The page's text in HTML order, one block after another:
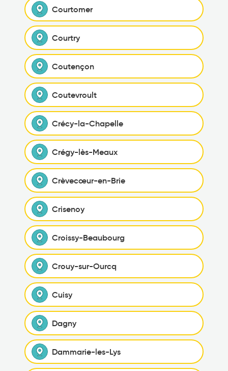
Courtomer
Courtry
Coutençon
Coutevroult
Crécy-la-Chapelle
Crégy-lès-Meaux
Crèvecœur-en-Brie
Crisenoy
Croissy-Beaubourg
Crouy-sur-Ourcq
Cuisy
Dagny
Dammarie-les-Lys